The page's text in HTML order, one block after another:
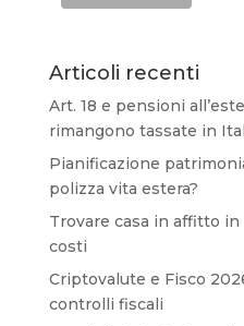
Articoli recenti
Art. 18 e pensioni
rimangono tassate in
Pianificazione
polizza vita estera?
Trovare casa in affitto
costi
Criptovalute e Fisco
controlli fiscali